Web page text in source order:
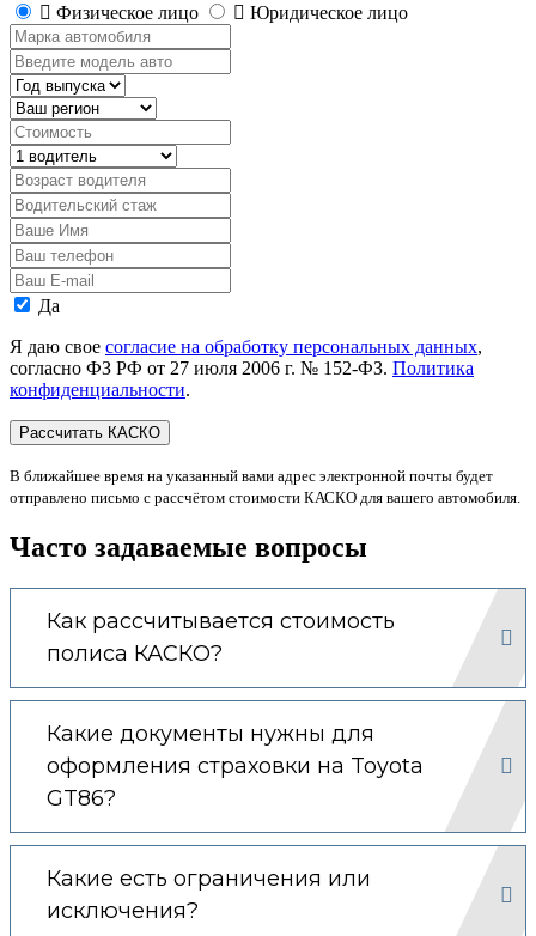
Физическое лицо
Юридическое лицо
Марка
автомобиля
Введите
модель
авто
Год
выпуска
Регион
Стоимость,
руб.
Водитель
Возраст
водителя
Водительский
стаж
Ваше
Имя
Ваш
телефон
Ваш
E-
mail
Персональные
Да
Я даю свое согласие на обработку персональных данных,
согласно ФЗ РФ от 27 июля 2006 г. № 152-ФЗ. Политика
конфиденциальности.
В ближайшее время на указанный вами адрес электронной почты будет
отправлено письмо с рассчётом стоимости КАСКО для вашего автомобиля.
Часто задаваемые вопросы
Как рассчитывается стоимость
полиса КАСКО?
Какие документы нужны для
оформления страховки на Toyota
GT86?
Какие есть ограничения или
исключения?